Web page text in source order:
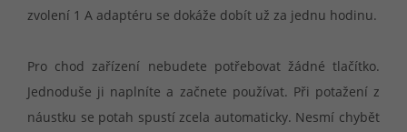
zvolení 1 A adaptéru se dokáže dobít už za jednu hodinu.
Pro chod zařízení nebudete potřebovat žádné tlačítko.
Jednoduše ji naplníte a začnete používat. Při potažení z
náustku se potah spustí zcela automaticky. Nesmí chybět